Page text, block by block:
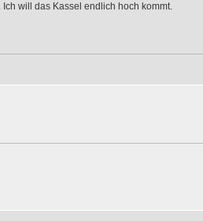
will das Kassel endlich hoch kommt.